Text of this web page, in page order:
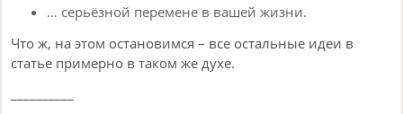
… серьёзной перемене в вашей жизни.
Что ж, на этом остановимся – все остальные идеи в
статье примерно в таком же духе.